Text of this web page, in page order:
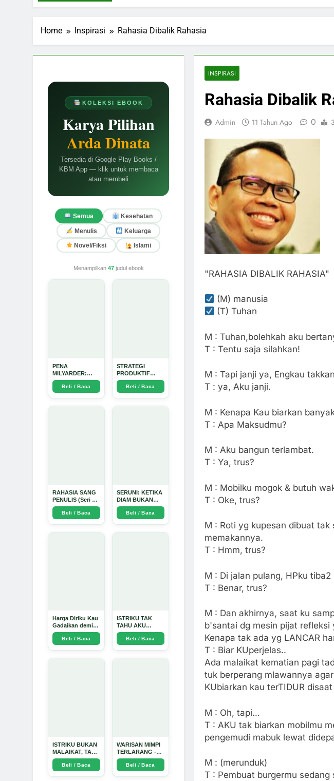
Home Inspirasi Rahasia Dibalik Rahasia
KOLEKSI EBOOK
Karya Pilihan
Arda Dinata
Tersedia di Google Play Books /
KBM App — klik untuk membaca
atau membeli
Semua Kesehatan
Menulis Keluarga
Novel/Fiksi Islami
Menampilkan 47judul ebook
PENA
MILYARDER:
Kisah, Rahasia
Sukses, dan
Panduan Menjadi
Beli / Baca
STRATEGI
PRODUKTIF
MENULIS
UPDATE - Arda
Dinata
Beli / Baca
RAHASIA SANG
PENULIS (Seri 1)
- Arda Dinata
Beli / Baca
SERUNI: KETIKA
DIAM BUKAN
LAGI PILIHAN -
Arda Dinata
Beli / Baca
Harga Diriku Kau
Gadaikan demi
Perempuan Itu -
Arda Dinata
Beli / Baca
ISTRIKU TAK
TAHU AKU
PENGUSAHA
EMAS - Arda
Beli / Baca
ISTRIKU BUKAN
MALAIKAT, TAPI
AKU JUGA
TIDAK SUCI -
Arda Dinata
Beli / Baca
WARISAN MIMPI
TERLARANG -
Arda Dinata
Beli / Baca
INSPIRASI
Rahasia Dibalik
Admin 11 Tahun Ago 0
"RAHASIA DIBALIK RAHASIA"
(M) manusia
(T) Tuhan
M : Tuhan,bolehkah aku
T : Tentu saja silahkan!
M : Tapi janji ya, Engkau
T : ya, Aku janji.
M : Kenapa Kau biarkan
T : Apa Maksudmu?
M : Aku bangun terlambat.
T : Ya, trus?
M : Mobilku mogok & butuh
T : Oke, trus?
M : Roti yg kupesan dibuat
memakannya.
T : Hmm, trus?
M : Di jalan pulang, HPku
T : Benar, trus?
M : Dan akhirnya, saat ku
b'santai dg mesin pijat refleksi
Kenapa tak ada yg LANCAR
T : Biar KUperjelas..
Ada malaikat kematian pagi
tuk berperang mlawannya
KUbiarkan kau terTIDUR
M : Oh, tapi…
T : AKU tak biarkan mobilmu
pengemudi mabuk lewat
M : (merunduk)
T : Pembuat burgermu